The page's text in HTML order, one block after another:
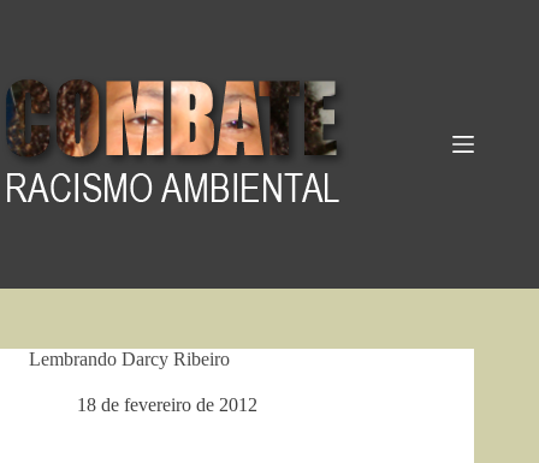
Lembrando Darcy Ribeiro
18 de fevereiro de 2012